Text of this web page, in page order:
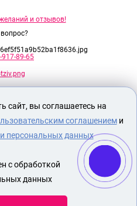
и отзывов!
вопрос?
917-89-65
Любви
лиц старше 18 лет!
ДОСТАВКА
сайт, вы соглашаетесь на
соглашениеми
персональных данных
с обработкой
данных